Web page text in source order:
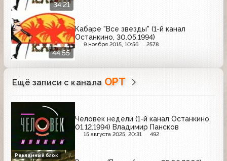
34:21
44:55
Кабаре "Все звезды" (1-й канал
Останкино, 30.05.1994)
9 ноября 2015, 10:56 2578
Ещё записи с канала ОРТ
Человек недели (1-й канал Останкино,
01.12.1994) Владимир Пансков
15 августа 2025, 20:31 492
Рекламный блок